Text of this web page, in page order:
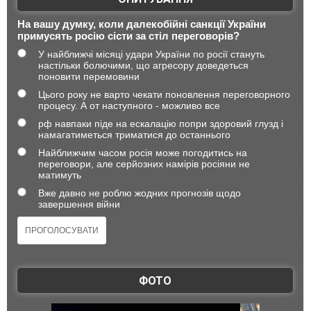
На вашу думку, коли далекобійні санкції України
примусять росію сісти за стіл переговорів?
У найближчі місяці удари України по росії стануть
настільки болючими, що агресору доведеться
поновити перемовини
Цього року не варто чекати поновлення переговорного
процесу. А от наступного - можливо все
рф навпаки піде на ескалацію попри здоровий глузд і
намагатиметься триматися до останнього
Найближчим часом росія може погодитись на
переговори, але серйозних намірів росіяни не
матимуть
Вже давно не роблю жодних прогнозів щодо
завершення війни
ФОТО